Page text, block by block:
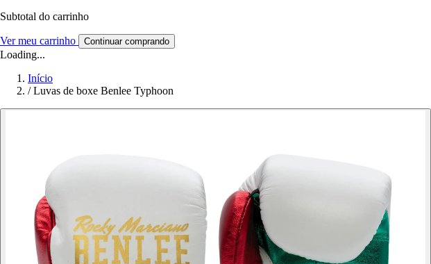
Subtotal do carrinho
Ver meu carrinho Continuar comprando
Loading...
Início
/ Luvas de boxe Benlee Typhoon